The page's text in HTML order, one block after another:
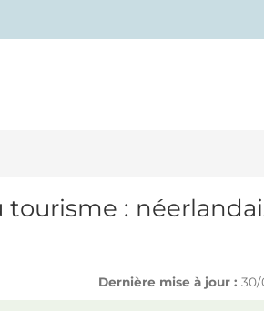
tourisme :
Dernière mise à jour : 30/